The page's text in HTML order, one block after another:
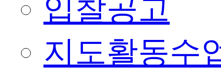
입찰공고
지도활동수